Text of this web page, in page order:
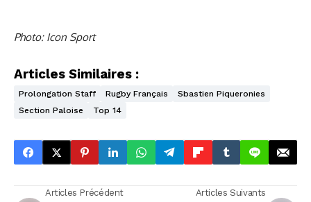
Photo: Icon Sport
Articles Similaires :
Prolongation Staff Rugby Français
Sbastien Piqueronies
Section Paloise
Top 14
Articles Précédent Articles Suivants